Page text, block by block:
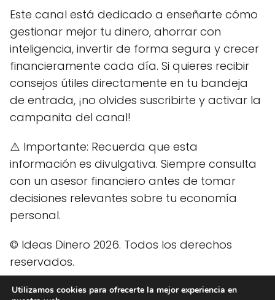
Este canal está dedicado a enseñarte cómo
gestionar mejor tu dinero, ahorrar con
inteligencia, invertir de forma segura y crecer
financieramente cada día. Si quieres recibir
consejos útiles directamente en tu bandeja
de entrada, ¡no olvides suscribirte y activar la
campanita del canal!
⚠️ Importante: Recuerda que esta
información es divulgativa. Siempre consulta
con un asesor financiero antes de tomar
decisiones relevantes sobre tu economía
personal.
© Ideas Dinero 2026. Todos los derechos
reservados.
Utilizamos cookies para ofrecerte la mejor experiencia en